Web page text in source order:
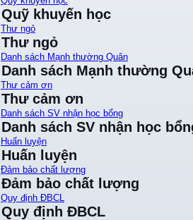
Quỹ khuyến học
Thư ngỏ
Thư ngỏ
Danh sách Mạnh thường Quân
Danh sách Mạnh thường
Thư cảm ơn
Thư cảm ơn
Danh sách SV nhận học bổng
Danh sách SV nhận học
Huấn luyện
Huấn luyện
Đảm bảo chất lượng
Đảm bảo chất lượng
Quy định ĐBCL
Quy định ĐBCL